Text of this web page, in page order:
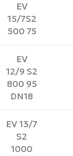
EV
15/7S2
500 75
EV
12/9 S2
800 95
DN18
EV 13/7
S2
1000